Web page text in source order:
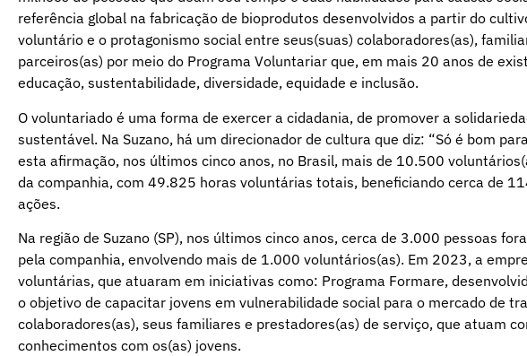
referência global na fabricação de bioprodutos desenvolvidos a partir do
voluntário e o protagonismo social entre seus(suas) colaboradores(as),
parceiros(as) por meio do Programa Voluntariar que, em mais 20 anos de
educação, sustentabilidade, diversidade, equidade e inclusão.
O voluntariado é uma forma de exercer a cidadania, de promover a
sustentável. Na Suzano, há um direcionador de cultura que diz: “Só é bom
esta afirmação, nos últimos cinco anos, no Brasil, mais de 10.500
da companhia, com 49.825 horas voluntárias totais, beneficiando cerca de
ações.
Na região de Suzano (SP), nos últimos cinco anos, cerca de 3.000 pessoas
pela companhia, envolvendo mais de 1.000 voluntários(as). Em 2023, a
voluntárias, que atuaram em iniciativas como: Programa Formare,
o objetivo de capacitar jovens em vulnerabilidade social para o mercado de
colaboradores(as), seus familiares e prestadores(as) de serviço, que atuam
conhecimentos com os(as) jovens.